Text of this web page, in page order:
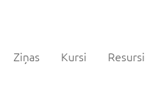
Ziņas Kursi Resursi